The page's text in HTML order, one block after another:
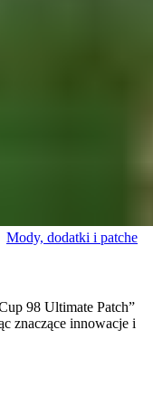
Mody, dodatki i patche
98 Ultimate Patch”
znaczące innowacje i